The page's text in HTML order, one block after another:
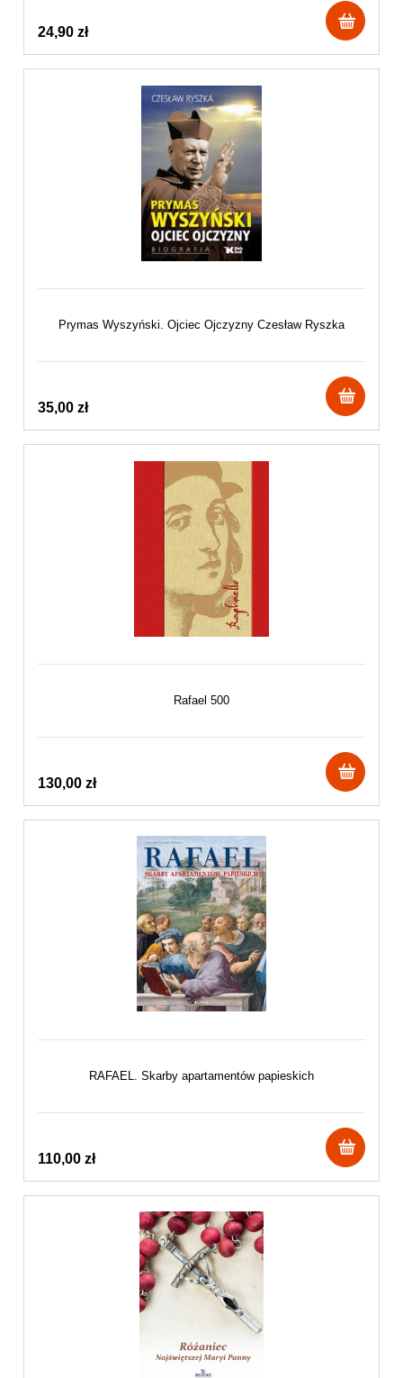
24,90 zł
Prymas Wyszyński. Ojciec Ojczyzny Czesław Ryszka
35,00 zł
Rafael 500
130,00 zł
RAFAEL. Skarby apartamentów papieskich
110,00 zł